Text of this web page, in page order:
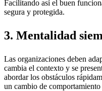
Facilitando así el buen
segura y protegida.
3. Mentalidad
Las organizaciones deben
cambia el contexto y se
abordar los obstáculos
un cambio de